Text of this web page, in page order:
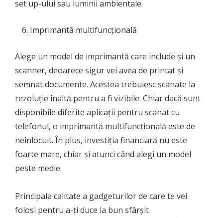
set up-ului sau luminii ambientale.
Imprimantă multifuncțională
Alege un model de imprimantă care include și un
scanner, deoarece sigur vei avea de printat și
semnat documente. Acestea trebuiesc scanate la
rezoluție înaltă pentru a fi vizibile. Chiar dacă sunt
disponibile diferite aplicații pentru scanat cu
telefonul, o imprimantă multifuncțională este de
neînlocuit. În plus, investiția financiară nu este
foarte mare, chiar și atunci când alegi un model
peste medie.
Principala calitate a gadgeturilor de care te vei
folosi pentru a-ți duce la bun sfârșit